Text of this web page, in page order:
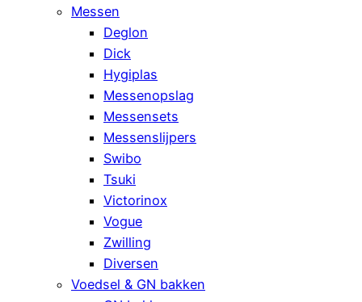
Messen
Deglon
Dick
Hygiplas
Messenopslag
Messensets
Messenslijpers
Swibo
Tsuki
Victorinox
Vogue
Zwilling
Diversen
Voedsel & GN bakken